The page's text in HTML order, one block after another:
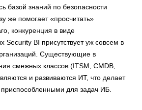
базой знаний по безопасности
же помогает «просчитать»
конкуренция в виде
Security BI присутствует уж совсем в
Существующие в
смежных классов (ITSM, CMDB,
и развиваются ИТ, что делает
для задач ИБ.